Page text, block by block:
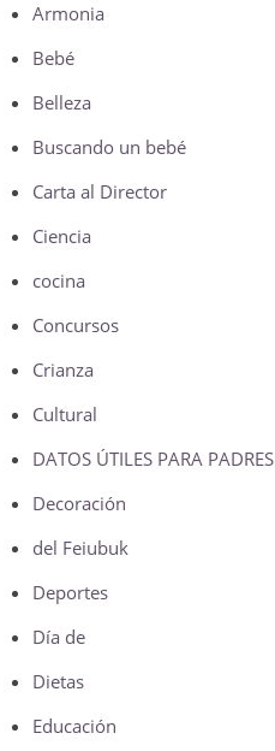
Armonia
Bebé
Belleza
Buscando un bebé
Carta al Director
Ciencia
cocina
Concursos
Crianza
Cultural
DATOS ÚTILES PARA PADRES
Decoración
del Feiubuk
Deportes
Día de
Dietas
Educación